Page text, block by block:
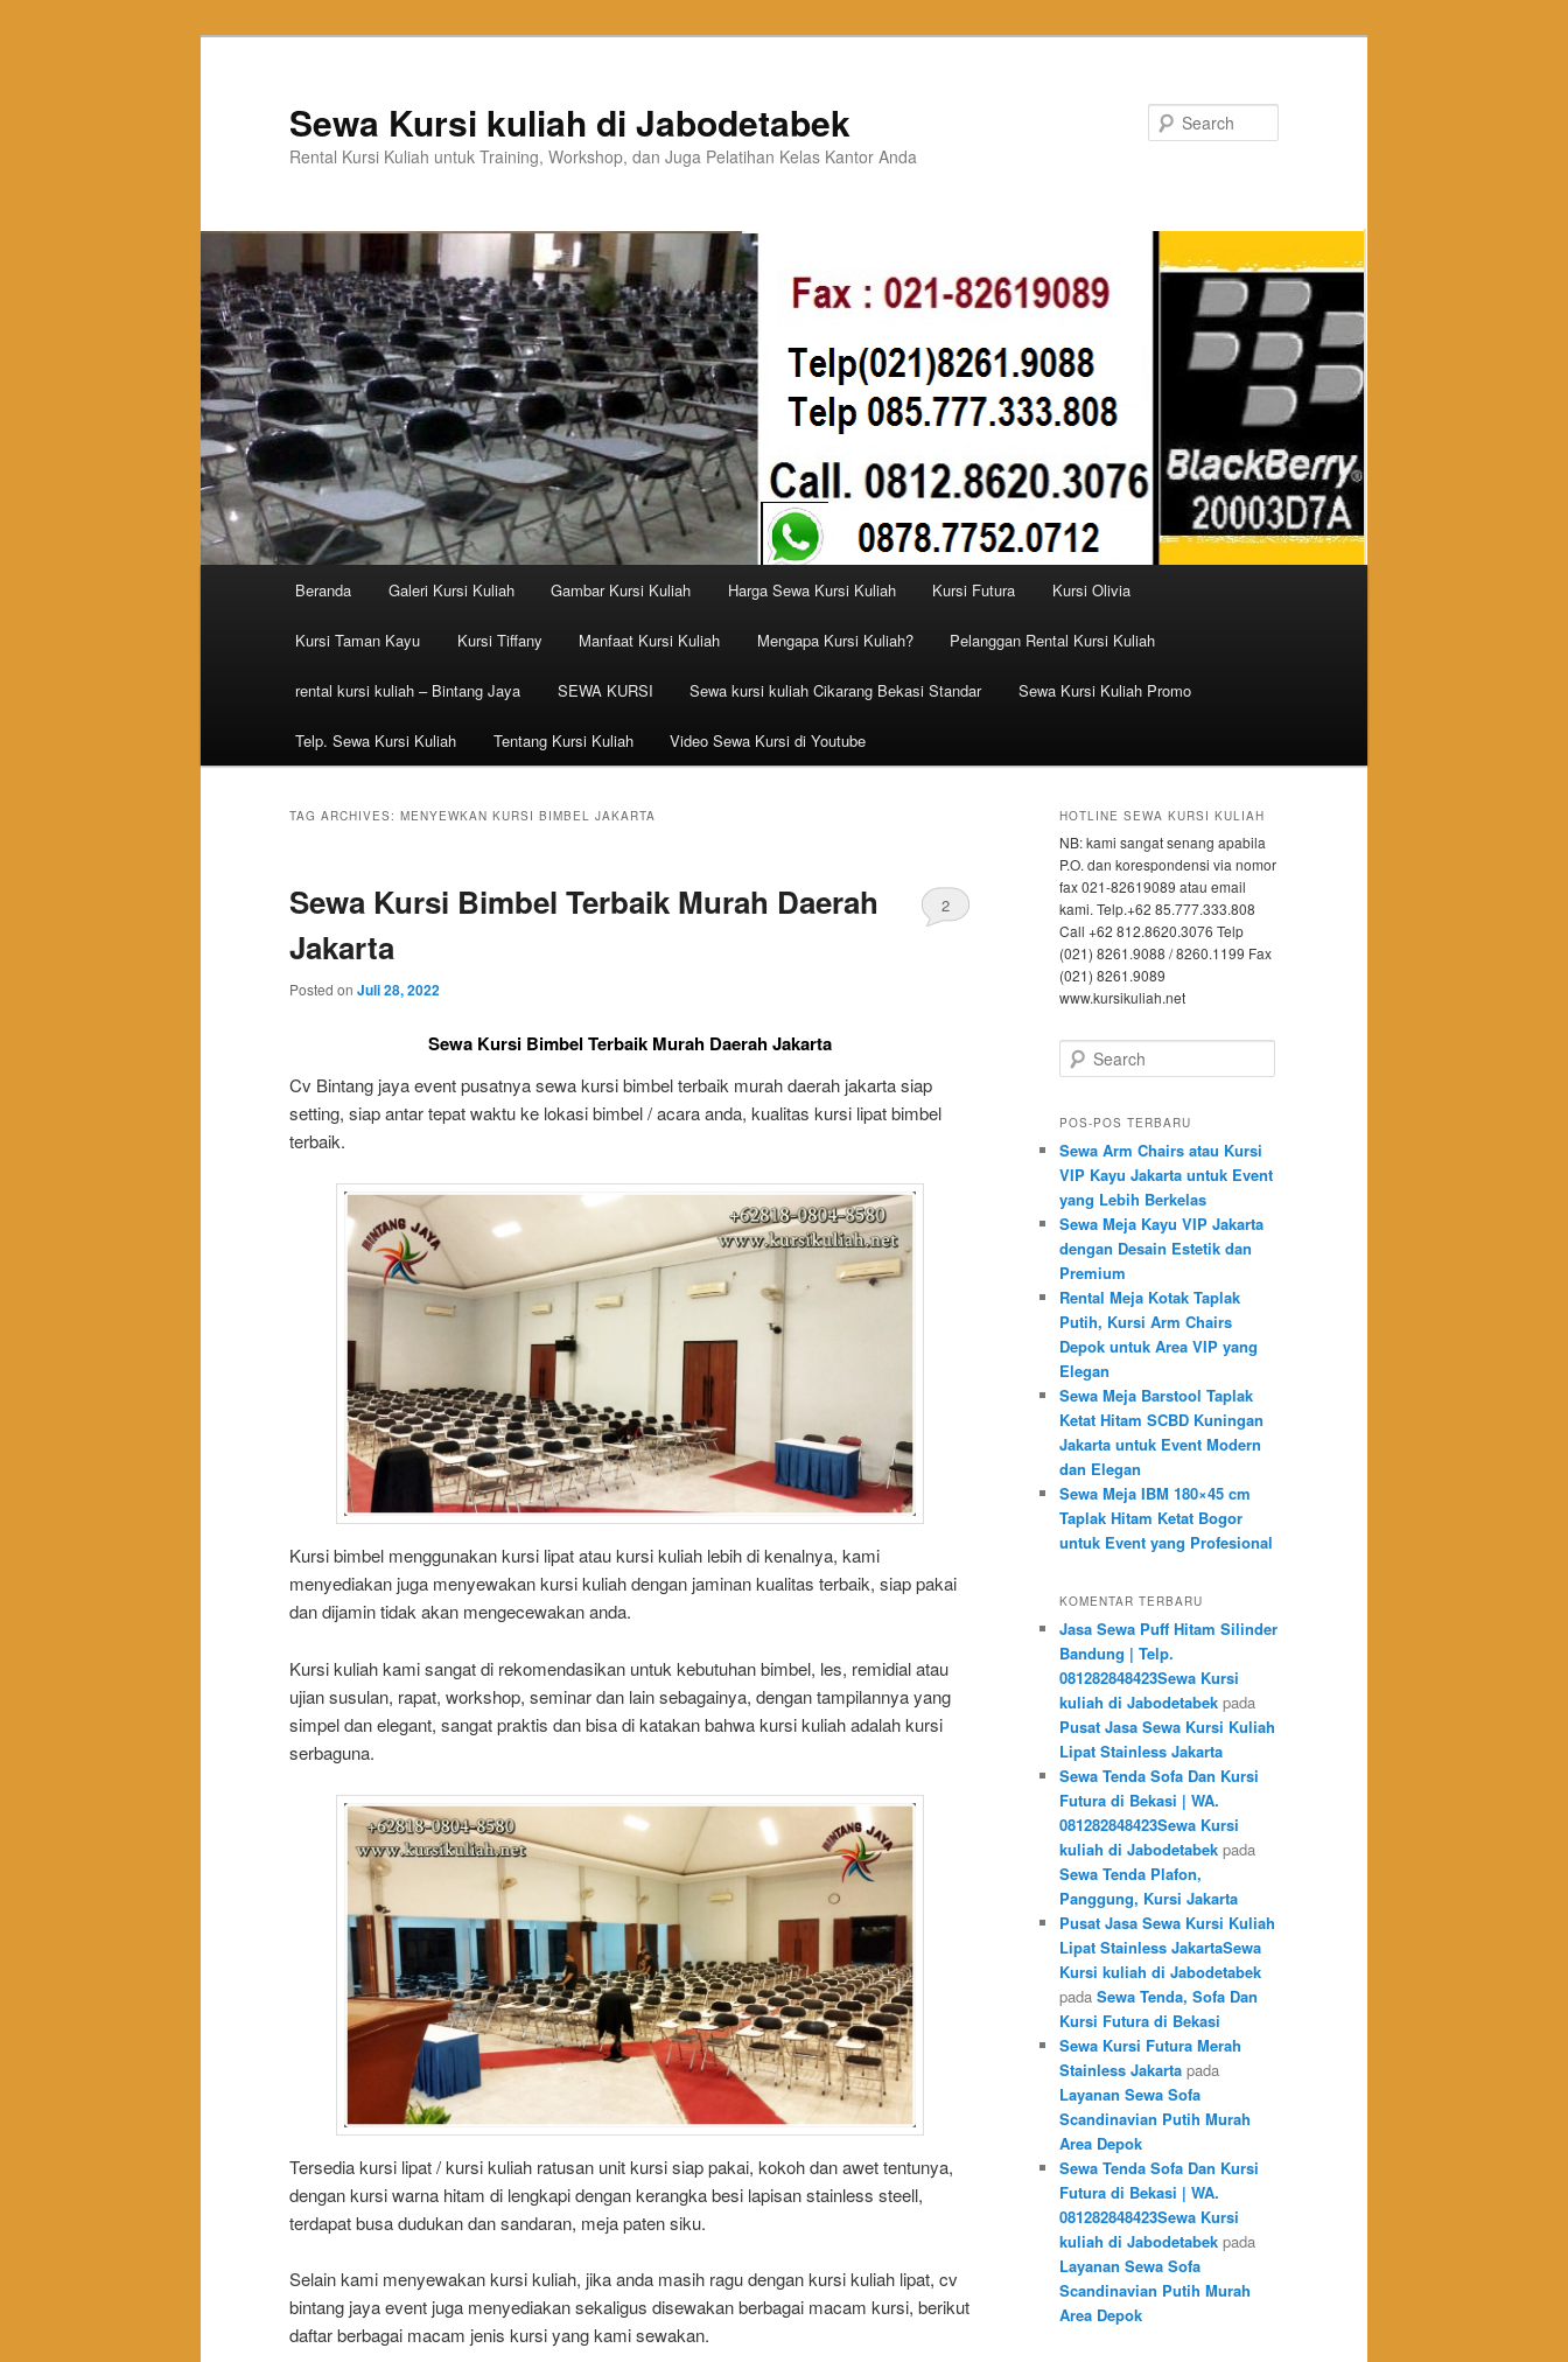
Sewa Kursi kuliah di Jabodetabek
Rental Kursi Kuliah untuk Training, Workshop, dan Juga Pelatihan Kelas Kantor Anda
Skip to primary content
Skip to secondary content
Beranda Galeri Kursi Kuliah Gambar Kursi Kuliah Harga Sewa Kursi Kuliah Kursi Futura Kursi Olivia
Kursi Taman Kayu Kursi Tiffany Manfaat Kursi Kuliah Mengapa Kursi Kuliah? Pelanggan Rental Kursi Kuliah
rental kursi kuliah – Bintang Jaya SEWA KURSI Sewa kursi kuliah Cikarang Bekasi Standar Sewa Kursi Kuliah Promo
Telp. Sewa Kursi Kuliah Tentang Kursi Kuliah Video Sewa Kursi di Youtube
TAG ARCHIVES: MENYEWKAN KURSI BIMBEL JAKARTA
Sewa Kursi Bimbel Terbaik Murah Daerah
Jakarta
Posted on Juli 28, 2022
2
Sewa Kursi Bimbel Terbaik Murah Daerah Jakarta
Cv Bintang jaya event pusatnya sewa kursi bimbel terbaik murah daerah jakarta siap
setting, siap antar tepat waktu ke lokasi bimbel / acara anda, kualitas kursi lipat bimbel
terbaik.
Kursi bimbel menggunakan kursi lipat atau kursi kuliah lebih di kenalnya, kami
menyediakan juga menyewakan kursi kuliah dengan jaminan kualitas terbaik, siap pakai
dan dijamin tidak akan mengecewakan anda.
Kursi kuliah kami sangat di rekomendasikan untuk kebutuhan bimbel, les, remidial atau
ujian susulan, rapat, workshop, seminar dan lain sebagainya, dengan tampilannya yang
simpel dan elegant, sangat praktis dan bisa di katakan bahwa kursi kuliah adalah kursi
serbaguna.
Tersedia kursi lipat / kursi kuliah ratusan unit kursi siap pakai, kokoh dan awet tentunya,
dengan kursi warna hitam di lengkapi dengan kerangka besi lapisan stainless steell,
terdapat busa dudukan dan sandaran, meja paten siku.
Selain kami menyewakan kursi kuliah, jika anda masih ragu dengan kursi kuliah lipat, cv
bintang jaya event juga menyediakan sekaligus disewakan berbagai macam kursi, berikut
daftar berbagai macam jenis kursi yang kami sewakan.
HOTLINE SEWA KURSI KULIAH
NB: kami sangat senang apabila
P.O. dan korespondensi via nomor
fax 021-82619089 atau email
kami. Telp.+62 85.777.333.808
Call +62 812.8620.3076 Telp
(021) 8261.9088 / 8260.1199 Fax
(021) 8261.9089
www.kursikuliah.net
Search
POS-POS TERBARU
Sewa Arm Chairs atau Kursi
VIP Kayu Jakarta untuk Event
yang Lebih Berkelas
Sewa Meja Kayu VIP Jakarta
dengan Desain Estetik dan
Premium
Rental Meja Kotak Taplak
Putih, Kursi Arm Chairs
Depok untuk Area VIP yang
Elegan
Sewa Meja Barstool Taplak
Ketat Hitam SCBD Kuningan
Jakarta untuk Event Modern
dan Elegan
Sewa Meja IBM 180×45 cm
Taplak Hitam Ketat Bogor
untuk Event yang Profesional
KOMENTAR TERBARU
Jasa Sewa Puff Hitam Silinder
Bandung | Telp.
081282848423Sewa Kursi
kuliah di Jabodetabek pada
Pusat Jasa Sewa Kursi Kuliah
Lipat Stainless Jakarta
Sewa Tenda Sofa Dan Kursi
Futura di Bekasi | WA.
081282848423Sewa Kursi
kuliah di Jabodetabek pada
Sewa Tenda Plafon,
Panggung, Kursi Jakarta
Pusat Jasa Sewa Kursi Kuliah
Lipat Stainless JakartaSewa
Kursi kuliah di Jabodetabek
pada Sewa Tenda, Sofa Dan
Kursi Futura di Bekasi
Sewa Kursi Futura Merah
Stainless Jakarta pada
Layanan Sewa Sofa
Scandinavian Putih Murah
Area Depok
Sewa Tenda Sofa Dan Kursi
Futura di Bekasi | WA.
081282848423Sewa Kursi
kuliah di Jabodetabek pada
Layanan Sewa Sofa
Scandinavian Putih Murah
Area Depok